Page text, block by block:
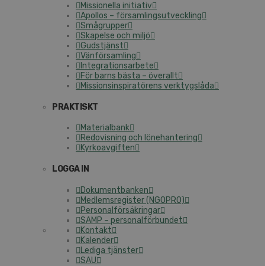
Mis­sio­nel­la initiativ
Apollos – för­sam­lings­ut­veck­ling
Små­grup­per
Skapelse och miljö
Guds­tjänst
Vän­för­sam­ling
In­teg­ra­tions­ar­be­te
För barns bästa – överallt
Mis­sions­in­spi­ra­tö­rens verk­tygs­lå­da
PRAKTISKT
Ma­te­ri­al­bank
Re­do­vis­ning och lö­ne­han­te­ring
Kyr­ko­av­gif­ten
LOGGA IN
Do­ku­ment­ban­ken
Med­lems­re­gis­ter (NGOPRO)
Per­sonal­för­säk­ring­ar
SAMP – per­sonal­för­bun­det
Kontakt
Kalender
Lediga tjänster
SAU